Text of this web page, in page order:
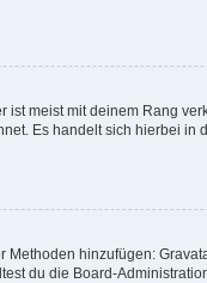
meist mit deinem Rang
Es handelt sich hierbei
hinzufügen:
du die Board-